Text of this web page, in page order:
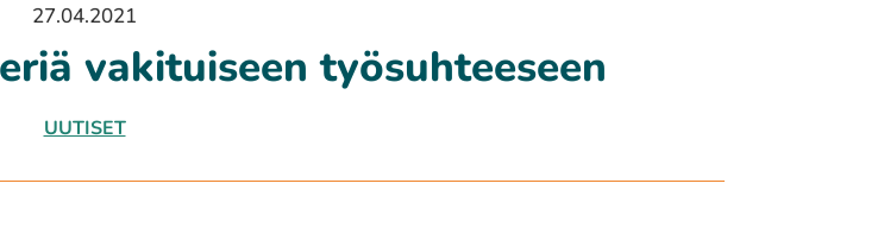
27.04.2021
vakituiseen työsuhteeseen
UUTISET